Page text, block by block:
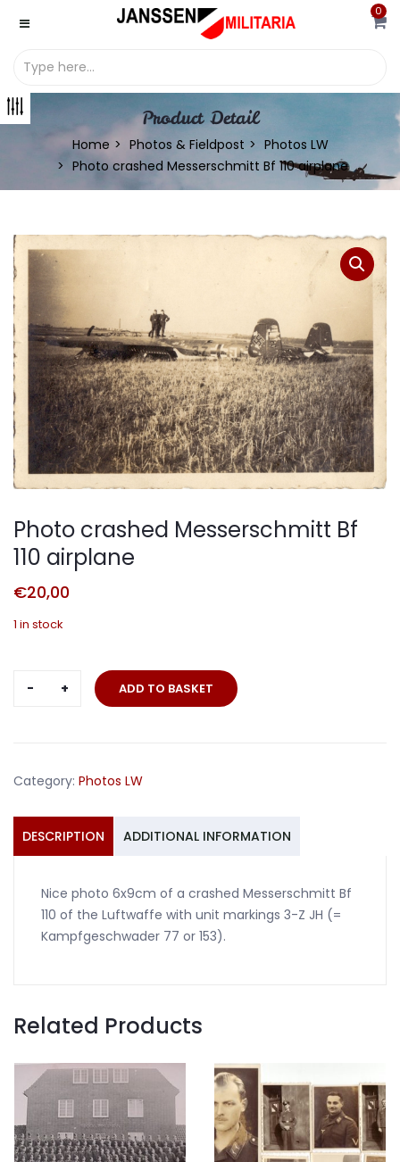
0
Product Detail
Home Photos & Fieldpost
Photos LW
Photo crashed Messerschmitt Bf 110 airplane
Photo crashed Messerschmitt Bf
110 airplane
€20,00
1 in stock
Photo
crashed
airplane
ADD TO BASKET
Category: Photos LW
DESCRIPTION ADDITIONAL INFORMATION
Nice photo 6x9cm of a crashed Messerschmitt Bf
110 of the Luftwaffe with unit markings 3-Z JH (=
Kampfgeschwader 77 or 153).
Related Products